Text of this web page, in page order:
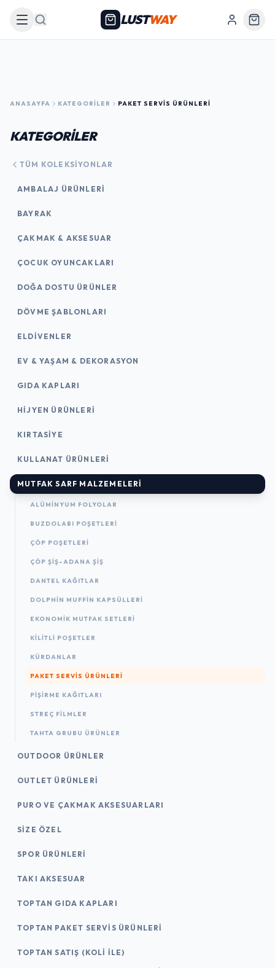
Arama LUSTWAY
ANASAYFA KATEGORILER PAKET SERVIS ÜRÜNLERI
KATEGORİLER
TÜM KOLEKSIYONLAR
AMBALAJ ÜRÜNLERI
BAYRAK
ÇAKMAK & AKSESUAR
ÇOCUK OYUNCAKLARI
DOĞA DOSTU ÜRÜNLER
DÖVME ŞABLONLARI
ELDIVENLER
EV & YAŞAM & DEKORASYON
GIDA KAPLARI
HIJYEN ÜRÜNLERI
KIRTASİYE
KULLANAT ÜRÜNLERI
MUTFAK SARF MALZEMELERI
ALÜMINYUM FOLYOLAR
BUZDOLABI POŞETLERI
ÇÖP POŞETLERI
ÇÖP ŞIŞ-ADANA ŞIŞ
DANTEL KAĞITLAR
DOLPHIN MUFFIN KAPSÜLLERI
EKONOMIK MUTFAK SETLERI
KILITLI POŞETLER
KÜRDANLAR
PAKET SERVIS ÜRÜNLERI
PIŞIRME KAĞITLARI
STREÇ FILMLER
TAHTA GRUBU ÜRÜNLER
OUTDOOR ÜRÜNLER
OUTLET ÜRÜNLERI
PURO VE ÇAKMAK AKSESUARLARI
SIZE ÖZEL
SPOR ÜRÜNLERI
TAKI AKSESUAR
TOPTAN GIDA KAPLARI
TOPTAN PAKET SERVIS ÜRÜNLERI
TOPTAN SATIŞ (KOLI İLE)